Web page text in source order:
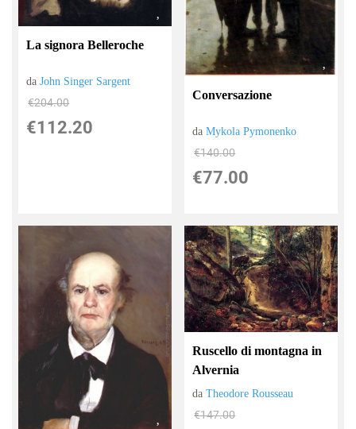
La signora Belleroche
daJohn Singer Sargent
€204.00
€112.20
Conversazione
daMykola Pymonenko
€140.00
€77.00
Ruscello di montagna in
Alvernia
daTheodore Rousseau
€147.00